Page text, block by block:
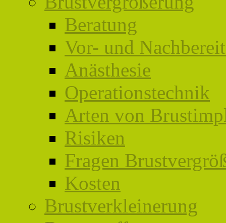
Beratung
Vor- und
Anästhesie
Operationstechnik
Arten von
Risiken
Fragen
Kosten
Brustverkleinerung